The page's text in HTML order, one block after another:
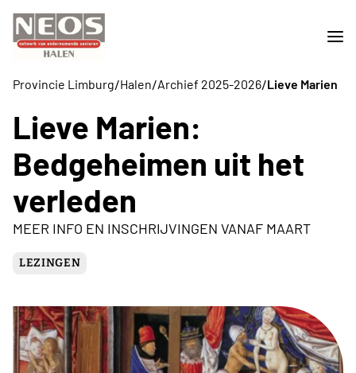
Provincie Limburg/Halen/Archief 2025-2026/Lieve Marien
Lieve Marien:
Bedgeheimen uit het
verleden
MEER INFO EN INSCHRIJVINGEN VANAF MAART
LEZINGEN